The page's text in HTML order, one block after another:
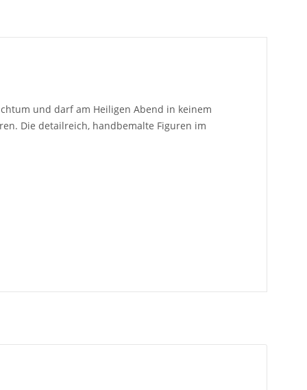
und darf am Heiligen Abend in keinem
Die detailreich, handbemalte Figuren im